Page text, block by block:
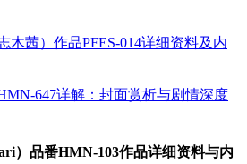
木茜）作品PFES-014详细资料及内
647详解：封面赏析与剧情深度
）品番HMN-103作品详细资料与内